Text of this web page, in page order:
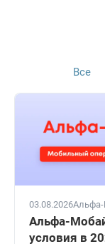
Все
03.08.2026
Альфа-
условия в